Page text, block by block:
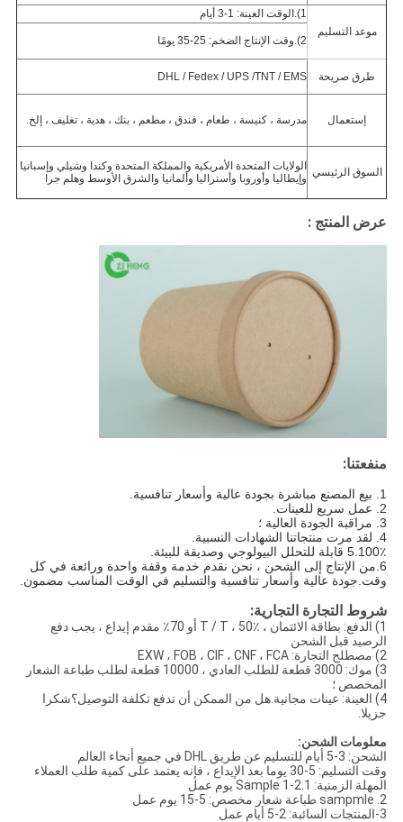
موعد التسليم
1).الوقت العينة: 1-3 أيام
2).وقت الإنتاج الضخم: 25-35 يومًا
طرق صريحة DHL / Fedex / UPS /TNT / EMS
إستعمال مدرسة ، كنيسة ، طعام ، فندق ، مطعم ، بنك ، هدية ، تغليف ، إلخ.
السوق الرئيسي
الولايات المتحدة الأمريكية والمملكة المتحدة وكندا وشيلي وإسبانيا
وإيطاليا وأوروبا وأستراليا وألمانيا والشرق الأوسط وهلم جرا
عرض المنتج :
منفعتنا:
1. بيع المصنع مباشرة بجودة عالية وأسعار تنافسية.
2. عمل سريع للعينات.
3. مراقبة الجودة العالية ؛
4. لقد مرت منتجاتنا الشهادات النسبية.
5.100٪ قابلة للتحلل البيولوجي وصديقة للبيئة.
6.من الإنتاج إلى الشحن ، نحن نقدم خدمة وقفة واحدة ورائعة في كل
وقت.جودة عالية وأسعار تنافسية والتسليم في الوقت المناسب مضمون.
شروط التجارة التجارية:
1) الدفع: بطاقة الائتمان ، T / T ، 50٪ أو 70٪ مقدم إيداع ، يجب دفع
الرصيد قبل الشحن
2) مصطلح التجارة: EXW ، FOB ، CIF ، CNF ، FCA
3) موك: 3000 قطعة للطلب العادي ، 10000 قطعة لطلب طباعة الشعار
المخصص ؛
4) العينة: عينات مجانية.هل من الممكن أن تدفع تكلفة التوصيل؟شكرا
جزيلا.
معلومات الشحن:
الشحن: 3-5 أيام للتسليم عن طريق DHL في جميع أنحاء العالم
وقت التسليم: 5-30 يوما بعد الإيداع ، فإنه يعتمد على كمية طلب العملاء
المهلة الزمنية: 1.Sample 1-2 يوم عمل
2. sampmle طباعة شعار مخصص: 5-15 يوم عمل
3-المنتجات السائبة: 2-5 أيام عمل